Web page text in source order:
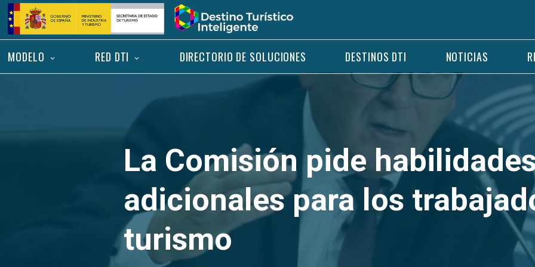
Saltar
contenido
Inicio
MODELO RED DTI DIRECTORIO DE SOLUCIONES DESTINOS DTI NOTICIAS
La Comisión pide
adicionales para los
turismo